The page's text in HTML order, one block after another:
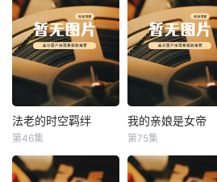
法老的时空羁绊
法老的时空羁绊
第46集
我的亲娘是女帝
我的亲娘是女帝
第75集